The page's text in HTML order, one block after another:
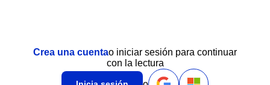
Crea una cuentao iniciar sesión para continuar
con la lectura